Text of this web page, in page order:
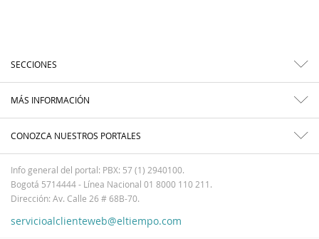
SECCIONES
MÁS INFORMACIÓN
CONOZCA NUESTROS PORTALES
Info general del portal: PBX: 57 (1) 2940100.
Bogotá 5714444 - Línea Nacional 01 8000 110 211.
Dirección: Av. Calle 26 # 68B-70.
servicioalclienteweb@eltiempo.com